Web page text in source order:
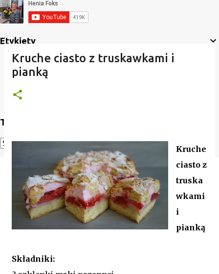
Etykiety
Translate
Translate
Kruche ciasto z truskawkami i
pianką
Kruche
ciasto z
truska
wkami
i
pianką
Składniki: